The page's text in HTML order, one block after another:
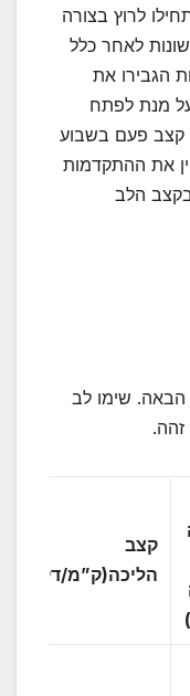
לרוץ בצורה
לאחר כלל
הגבירו את
מנת לפתח
קצב פעם בשבוע
את ההתקדמות
הלב
הבאה. שימו לב
קצב
הליכה(ק”מ/דקה)